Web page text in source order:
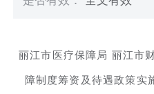
丽江市医疗保障局 丽江市
障制度筹资及待遇政策实